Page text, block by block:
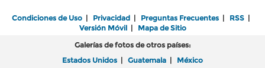
Condiciones de Uso | Privacidad | Preguntas Frecuentes | RSS |
Versión Móvil| Mapa de Sitio
Galerías de fotos de otros países:
Estados Unidos | Guatemala | México